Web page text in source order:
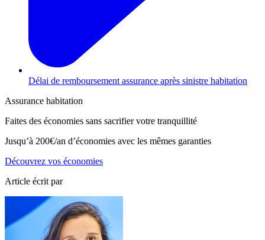
Délai de remboursement assurance après sinistre habitation
Assurance habitation
Faites des économies sans sacrifier votre tranquillité
Jusqu’à 200€/an d’économies avec les mêmes garanties
Découvrez vos économies
Article écrit par